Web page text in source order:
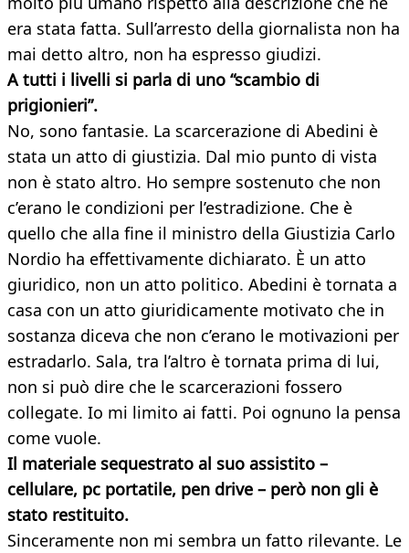
era stata fatta. Sull’arresto della giornalista non ha
mai detto altro, non ha espresso giudizi.
A tutti i livelli si parla di uno “scambio di
prigionieri”.
No, sono fantasie. La scarcerazione di Abedini è
stata un atto di giustizia. Dal mio punto di vista
non è stato altro. Ho sempre sostenuto che non
c’erano le condizioni per l’estradizione. Che è
quello che alla fine il ministro della Giustizia Carlo
Nordio ha effettivamente dichiarato. È un atto
giuridico, non un atto politico. Abedini è tornata a
casa con un atto giuridicamente motivato che in
sostanza diceva che non c’erano le motivazioni per
estradarlo. Sala, tra l’altro è tornata prima di lui,
non si può dire che le scarcerazioni fossero
collegate. Io mi limito ai fatti. Poi ognuno la pensa
come vuole.
Il materiale sequestrato al suo assistito –
cellulare, pc portatile, pen drive – però non gli è
stato restituito.
Sinceramente non mi sembra un fatto rilevante. Le